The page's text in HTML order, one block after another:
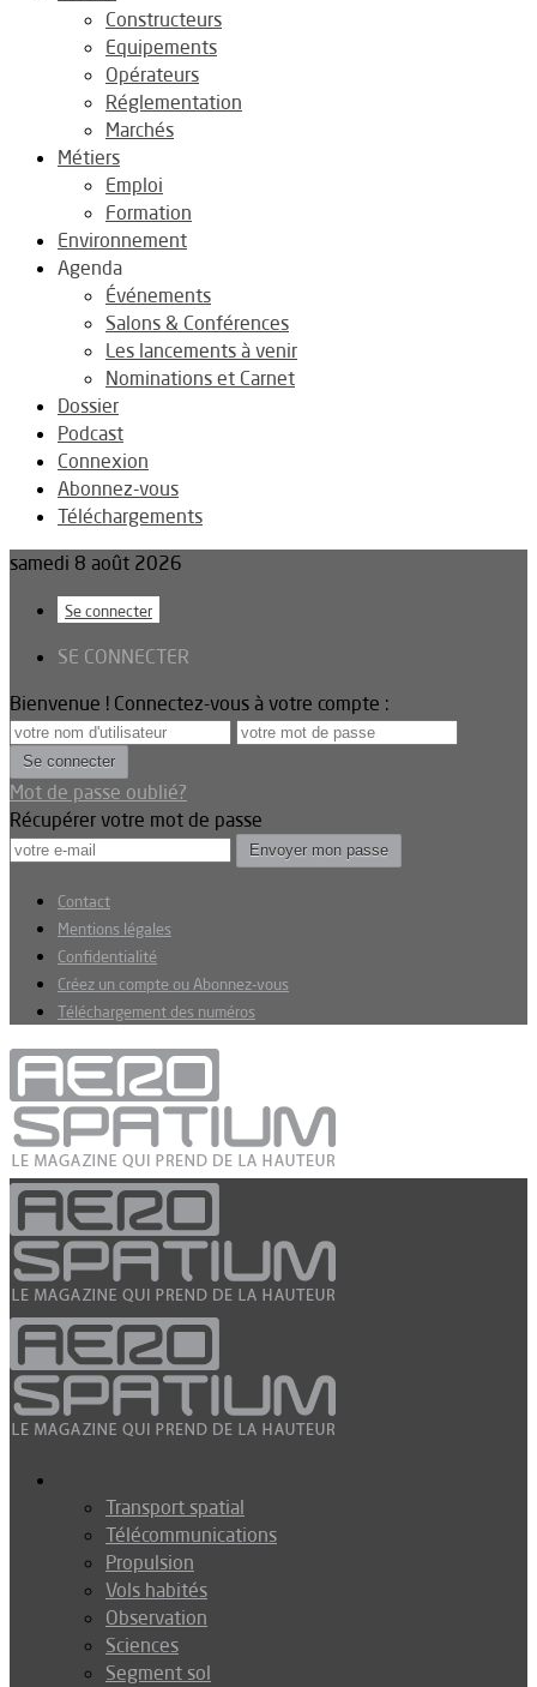
Constructeurs
Equipements
Opérateurs
Réglementation
Marchés
Métiers
Emploi
Formation
Environnement
Agenda
Événements
Salons & Conférences
Les lancements à venir
Nominations et Carnet
Dossier
Podcast
Connexion
Abonnez-vous
Téléchargements
samedi 8 août 2026
Se connecter
SE CONNECTER
Bienvenue ! Connectez-vous à votre compte :
Mot de passe oublié?
Récupérer votre mot de passe
Contact
Mentions légales
Confidentialité
Créez un compte ou Abonnez-vous
Téléchargement des numéros
Transport spatial
Télécommunications
Propulsion
Vols habités
Observation
Sciences
Segment sol